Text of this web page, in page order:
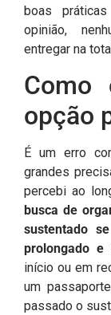
boas
opinião,
entregar na
Como
opção
É um erro
grandes
percebi ao
busca de
sustentado
prolongado e
início ou em
um
passado o